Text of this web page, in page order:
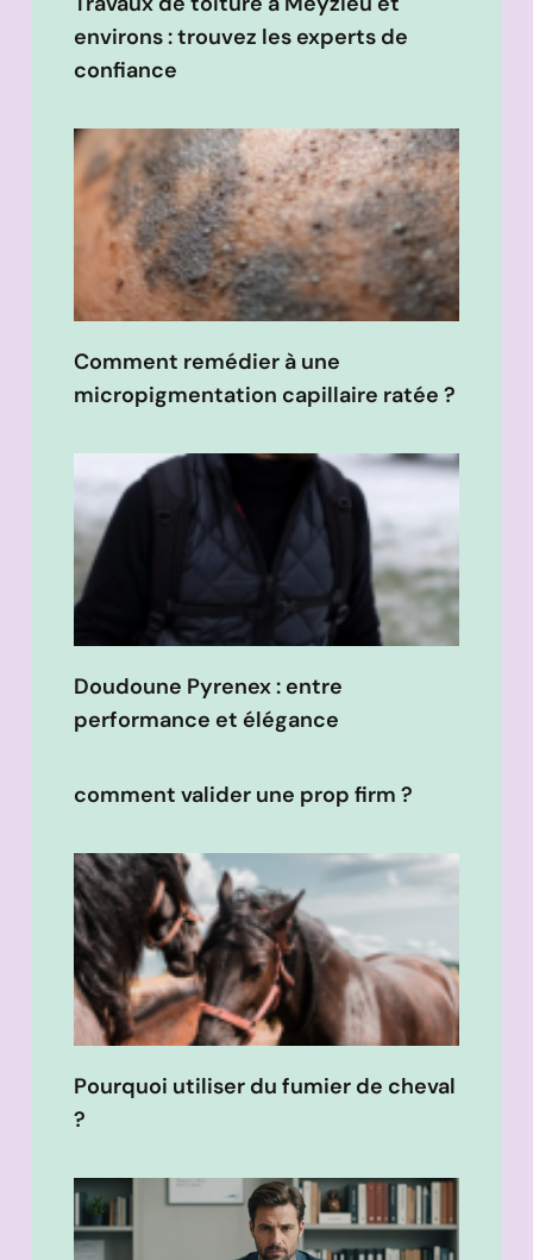
environs : trouvez les experts de
confiance
Comment remédier à une
micropigmentation capillaire ratée ?
Doudoune Pyrenex : entre
performance et élégance
comment valider une prop firm ?
Pourquoi utiliser du fumier de cheval
?